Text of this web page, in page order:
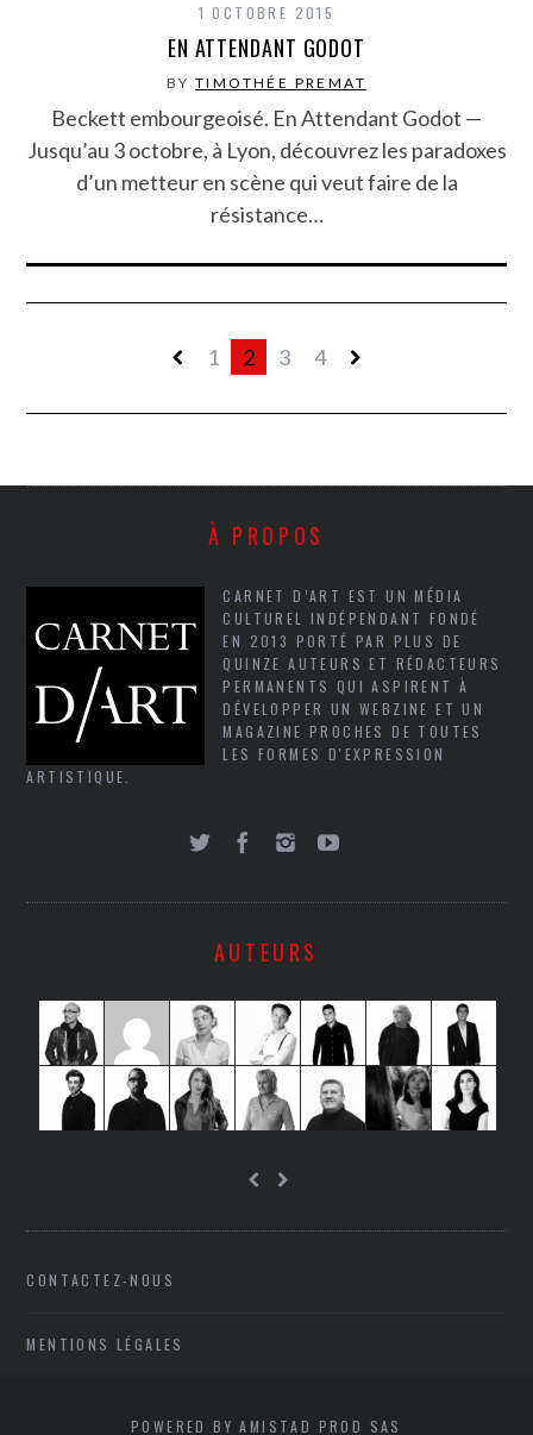
1 OCTOBRE 2015
EN ATTENDANT GODOT
BYTIMOTHÉE PREMAT
Beckett embourgeoisé. En Attendant Godot —
Jusqu’au 3 octobre, à Lyon, découvrez les paradoxes
d’un metteur en scène qui veut faire de la
résistance…
1 2 3 4
À PROPOS
CARNET D’ART EST UN MÉDIA
CULTUREL INDÉPENDANT FONDÉ
EN 2013 PORTÉ PAR PLUS DE
QUINZE AUTEURS ET RÉDACTEURS
PERMANENTS QUI ASPIRENT À
DÉVELOPPER UN WEBZINE ET UN
MAGAZINE PROCHES DE TOUTES
LES FORMES D'EXPRESSION
ARTISTIQUE.
AUTEURS
CONTACTEZ-NOUS
MENTIONS LÉGALES
POWERED BY AMISTAD PROD SAS